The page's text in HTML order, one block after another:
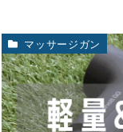
マッサージガン